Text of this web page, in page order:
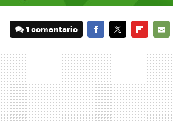
1 comentario
MAIL